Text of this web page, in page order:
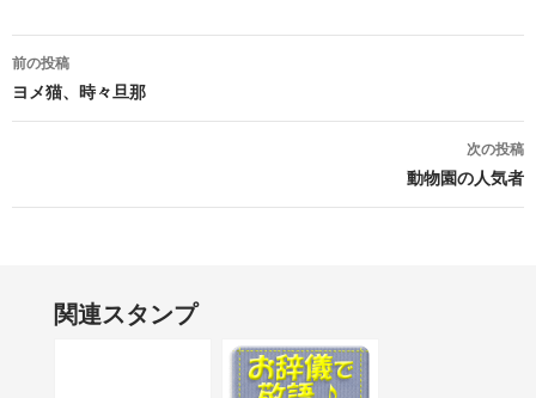
前の投稿
ヨメ猫、時々旦那
次の投稿
動物園の人気者
関連スタンプ